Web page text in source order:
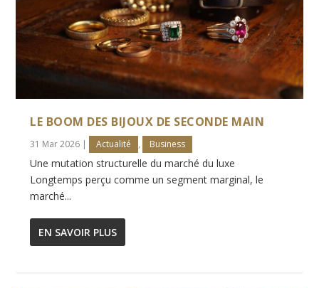
LE BOOM DES BIJOUX DE SECONDE MAIN
31 Mar 2026 | Actualité , Business
Une mutation structurelle du marché du luxe
Longtemps perçu comme un segment marginal, le
marché...
EN SAVOIR PLUS